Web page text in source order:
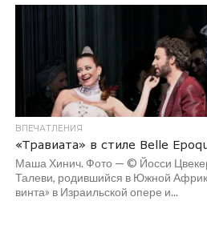
ВПЕЧАТЛЕНИЯ
«Травиата» в стиле Belle
Маша Хинич. Фото — © Йосси
Талеви, родившийся в Южной
винта» в Израильской опере и...